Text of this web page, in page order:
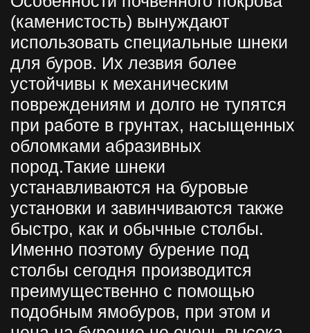
Нажимая на кнопку отправить
Вы соглашаетесь на обработку
Ваших персональных данных
компание ООО «Винстрой»
Телефон
+7
Заказать звонок
W.I.N.S.T.R.O.Y@ya.ru
Есть вопросы?